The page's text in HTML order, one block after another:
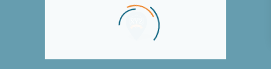
Nos adresses dans le monde